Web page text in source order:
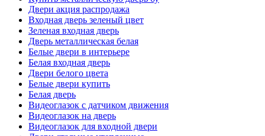
Двери акция распродажа
Входная дверь зеленый цвет
Зеленая входная дверь
Дверь металлическая белая
Белые двери в интерьере
Белая входная дверь
Двери белого цвета
Белые двери купить
Белая дверь
Видеоглазок с датчиком движения
Видеоглазок на дверь
Видеоглазок для входной двери